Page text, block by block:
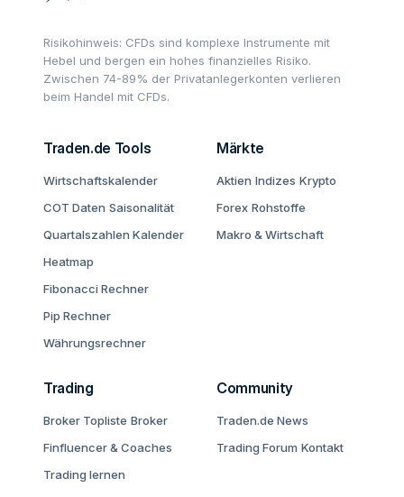
Risikohinweis: CFDs sind komplexe Instrumente mit
Hebel und bergen ein hohes finanzielles Risiko.
Zwischen 74-89% der Privatanlegerkonten verlieren
beim Handel mit CFDs.
Traden.de Tools
Wirtschaftskalender
COT Daten Saisonalität
Quartalszahlen Kalender
Heatmap
Fibonacci Rechner
Pip Rechner
Währungsrechner
Märkte
Aktien Indizes Krypto
Forex Rohstoffe
Makro & Wirtschaft
Trading
Broker Topliste Broker
Finfluencer & Coaches
Trading lernen
Community
Traden.de News
Trading Forum Kontakt